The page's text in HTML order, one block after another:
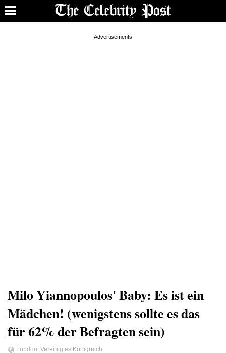
Milo Yiannopoulos' Baby: Es ist ein
Mädchen! (wenigstens sollte es das
für 62% der Befragten sein)
London, Vereinigtes Königreich